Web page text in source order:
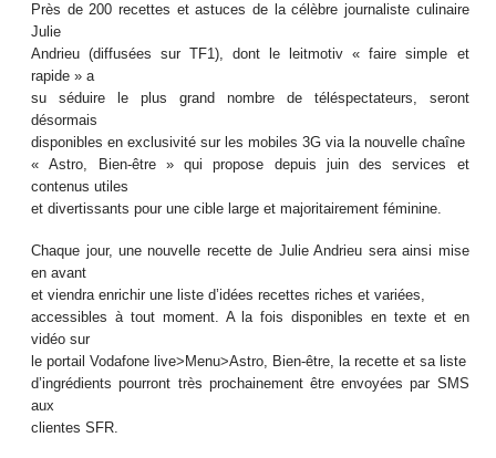
Près de 200 recettes et astuces de la célèbre journaliste culinaire
Julie
Andrieu (diffusées sur TF1), dont le leitmotiv « faire simple et
rapide » a
su séduire le plus grand nombre de téléspectateurs, seront
désormais
disponibles en exclusivité sur les mobiles 3G via la nouvelle chaîne
« Astro, Bien-être » qui propose depuis juin des services et
contenus utiles
et divertissants pour une cible large et majoritairement féminine.
Chaque jour, une nouvelle recette de Julie Andrieu sera ainsi mise
en avant
et viendra enrichir une liste d’idées recettes riches et variées,
accessibles à tout moment. A la fois disponibles en texte et en
vidéo sur
le portail Vodafone live>Menu>Astro, Bien-être, la recette et sa liste
d’ingrédients pourront très prochainement être envoyées par SMS
aux
clientes SFR.